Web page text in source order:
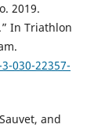
2019.
In Triathlon
030-22357-
and